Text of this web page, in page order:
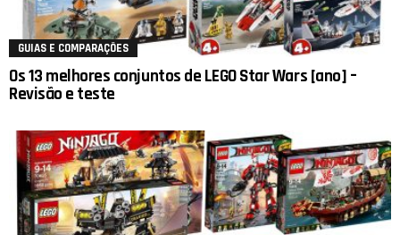
GUIAS E COMPARAÇÕES
Os 13 melhores conjuntos de LEGO Star Wars [ano] –
Revisão e teste